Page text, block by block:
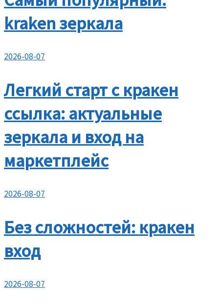
kraken зеркала
2026-08-07
Легкий старт с кракен
ссылка: актуальные
зеркала и вход на
маркетплейс
2026-08-07
Без сложностей: кракен
вход
2026-08-07